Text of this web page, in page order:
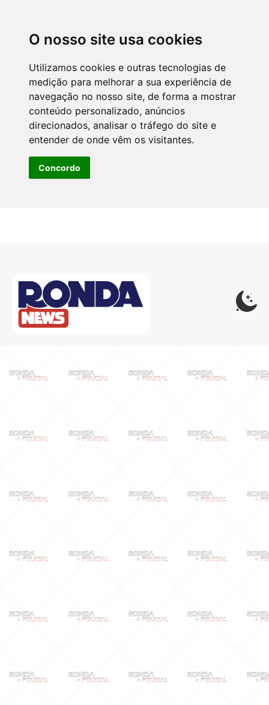
O nosso site usa cookies
Utilizamos cookies e outras tecnologias de
medição para melhorar a sua experiência de
navegação no nosso site, de forma a mostrar
conteúdo personalizado, anúncios
direcionados, analisar o tráfego do site e
entender de onde vêm os visitantes.
Concordo